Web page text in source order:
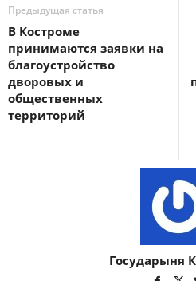
Предыдущая статья
В Костроме
принимаются заявки на
благоустройство
дворовых и
общественных
территорий
Государыня